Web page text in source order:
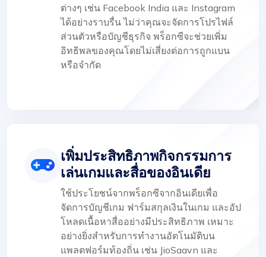
ต่างๆ เช่น Facebook India และ Instagram
ได้อย่างราบรื่น ไม่ว่าคุณจะจัดการโปรไฟล์
ส่วนตัวหรือบัญชีธุรกิจ พร็อกซีจะช่วยเพิ่ม
อิทธิพลของคุณโดยไม่เสี่ยงต่อการถูกแบน
หรือจำกัด
เพิ่มประสิทธิภาพกิจกรรมการ
เล่นเกมและสื่อของอินเดีย
ใช้ประโยชน์จากพร็อกซีจากอินเดียเพื่อ
จัดการบัญชีเกม ฟาร์มสกุลเงินในเกม และอัป
โหลดเนื้อหาสื่ออย่างมีประสิทธิภาพ เหมาะ
อย่างยิ่งสำหรับการทำงานอัตโนมัติบน
แพลตฟอร์มท้องถิ่น เช่น JioSaavn และ